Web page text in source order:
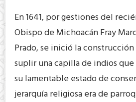
En 1641, por gestiones del
Obispo de Michoacán Fray
Prado, se inició la
suplir una capilla de indios
su lamentable estado de
jerarquía religiosa era de